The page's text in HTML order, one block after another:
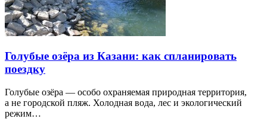
Голубые озёра из Казани: как спланировать
поездку
Голубые озёра — особо охраняемая природная территория,
а не городской пляж. Холодная вода, лес и экологический
режим…